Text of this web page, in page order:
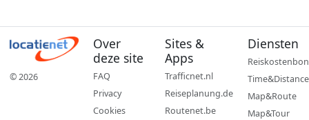
© 2026
Over
deze site
FAQ
Privacy
Cookies
Sites &
Apps
Trafficnet.nl
Reiseplanung.de
Routenet.be
Diensten
Reiskostenbon
Time&Distance
Map&Route
Map&Tour